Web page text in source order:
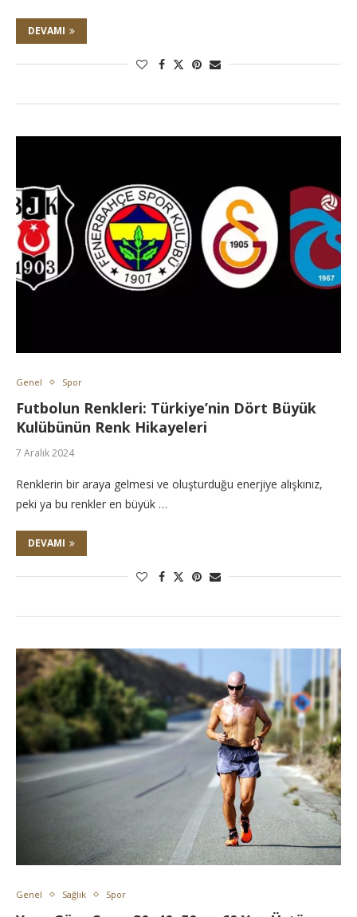
DEVAMI
Genel Spor
Futbolun Renkleri: Türkiye’nin Dört Büyük
Kulübünün Renk Hikayeleri
7 Aralık 2024
Renklerin bir araya gelmesi ve oluşturduğu enerjiye alışkınız,
peki ya bu renkler en büyük …
DEVAMI
Genel Sağlık Spor